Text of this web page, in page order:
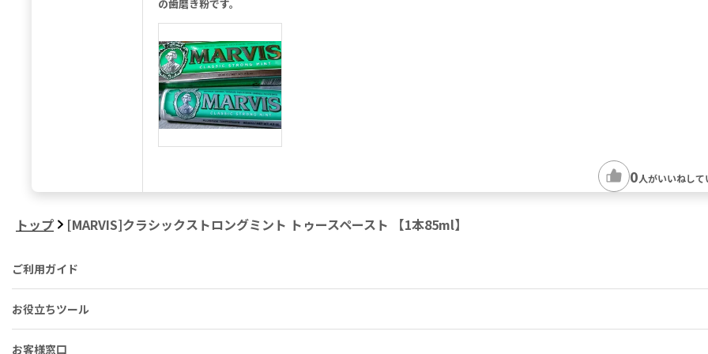
の歯磨き粉です。
0人がいいねし
トップ [MARVIS]クラシックストロングミント トゥースペースト 【1本85ml】
ご利用ガイド
お役立ちツール
お客様窓口